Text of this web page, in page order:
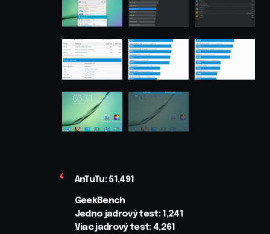
AnTuTu:51,491
GeekBench
Jedno jadrový test:1,241
Viac jadrový test: 4,261